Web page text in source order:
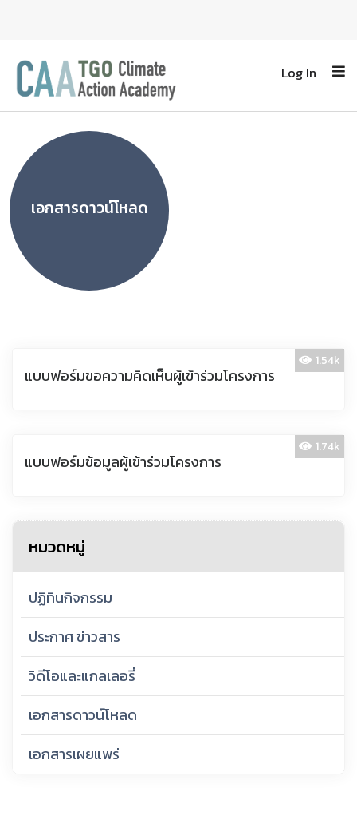
Log In
เอกสารดาวน์โหลด
1.54k
แบบฟอร์มขอความคิดเห็นผู้เข้าร่วมโครงการ
1.74k
แบบฟอร์มข้อมูลผู้เข้าร่วมโครงการ
หมวดหมู่
ปฏิทินกิจกรรม
ประกาศ ข่าวสาร
วิดีโอและแกลเลอรี่
เอกสารดาวน์โหลด
เอกสารเผยแพร่